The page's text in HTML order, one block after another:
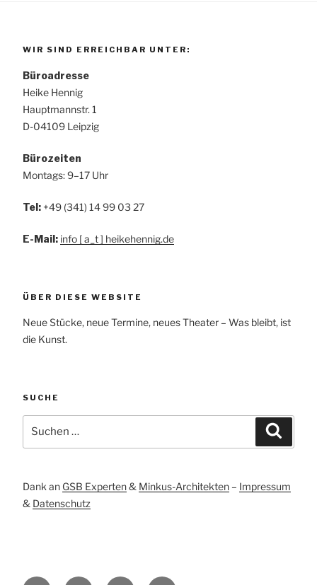
WIR SIND ERREICHBAR UNTER:
Büroadresse
Heike Hennig
Hauptmannstr. 1
D-04109 Leipzig
Bürozeiten
Montags: 9–17 Uhr
Tel: +49 (341) 14 99 03 27
E-Mail: info [ a_t ] heikehennig.de
ÜBER DIESE WEBSITE
Neue Stücke, neue Termine, neues Theater – Was bleibt, ist
die Kunst.
SUCHE
nach:
Dank an GSB Experten& Minkus-Architekten – Impressum
& Datenschutz